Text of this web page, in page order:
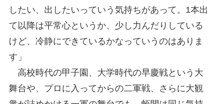
したい、出したいっていう気持ちがあって。1本出
て以降は平常心というか、少し力んだりしている
けど、冷静にできているかなっていうのはありま
す」
高校時代の甲子園、大学時代の早慶戦という大
舞台や、プロに入ってからの二軍戦、さらに大観